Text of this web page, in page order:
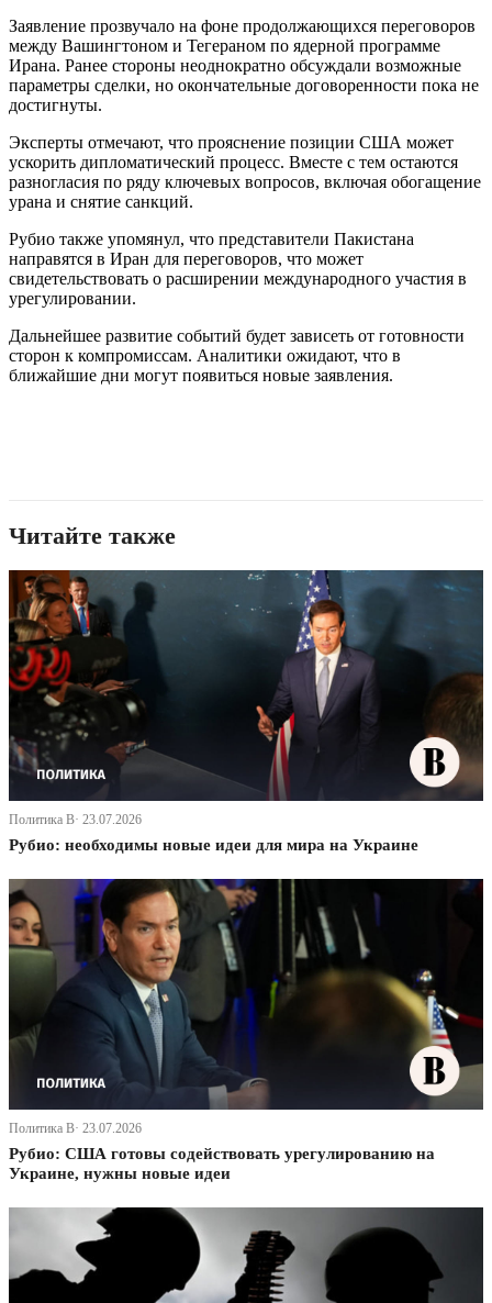
Заявление прозвучало на фоне продолжающихся переговоров
между Вашингтоном и Тегераном по ядерной программе
Ирана. Ранее стороны неоднократно обсуждали возможные
параметры сделки, но окончательные договоренности пока не
достигнуты.
Эксперты отмечают, что прояснение позиции США может
ускорить дипломатический процесс. Вместе с тем остаются
разногласия по ряду ключевых вопросов, включая обогащение
урана и снятие санкций.
Рубио также упомянул, что представители Пакистана
направятся в Иран для переговоров, что может
свидетельствовать о расширении международного участия в
урегулировании.
Дальнейшее развитие событий будет зависеть от готовности
сторон к компромиссам. Аналитики ожидают, что в
ближайшие дни могут появиться новые заявления.
Читайте также
Политика В· 23.07.2026
Рубио: необходимы новые идеи для мира на Украине
Политика В· 23.07.2026
Рубио: США готовы содействовать урегулированию на
Украине, нужны новые идеи